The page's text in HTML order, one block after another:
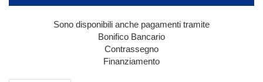
Sono disponibili anche pagamenti tramite
Bonifico Bancario
Contrassegno
Finanziamento